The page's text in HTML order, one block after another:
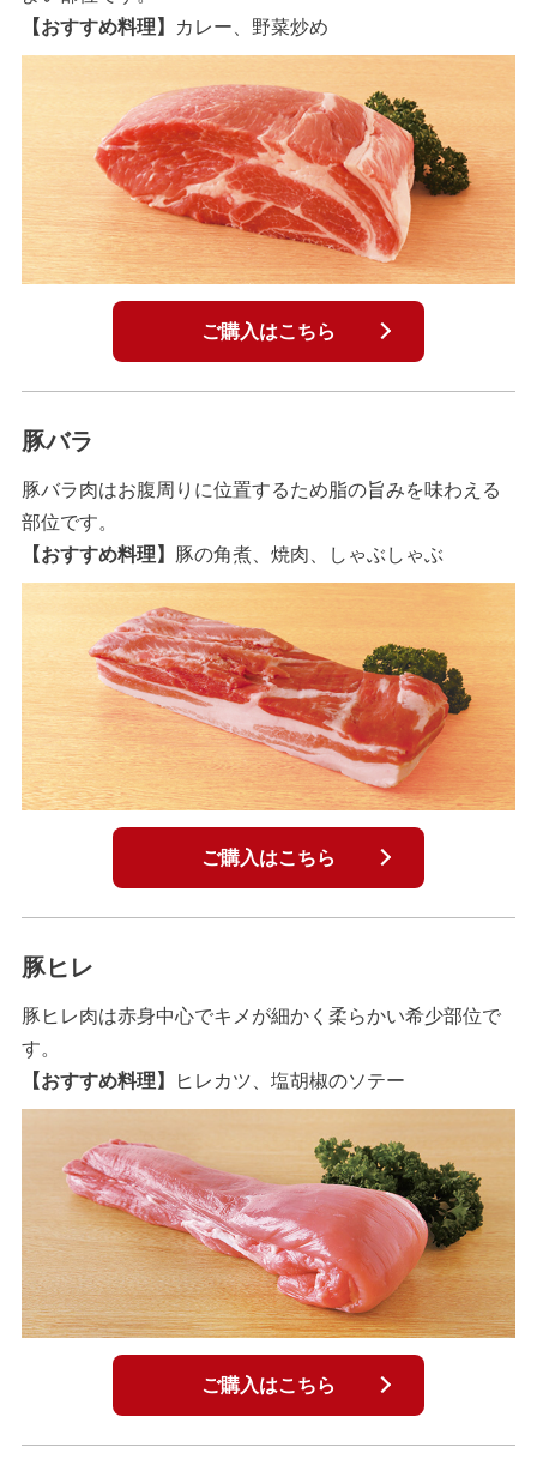
【おすすめ料理】
カレー、野菜炒め
ご購入はこちら
豚バラ
豚バラ肉はお腹周りに位置するため脂の旨みを味わえる
部位です。
【おすすめ料理】
豚の角煮、焼肉、しゃぶしゃぶ
ご購入はこちら
豚ヒレ
豚ヒレ肉は赤身中心でキメが細かく柔らかい希少部位で
す。
【おすすめ料理】
ヒレカツ、塩胡椒のソテー
ご購入はこちら